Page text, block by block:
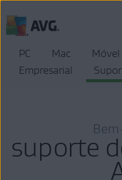
PC Mac Móvel
Empresarial
suporte